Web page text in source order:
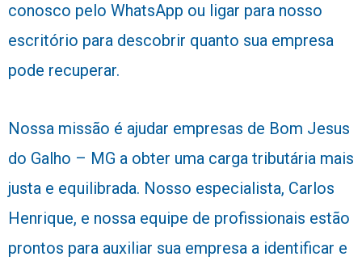
conosco pelo WhatsApp ou ligar para nosso
escritório para descobrir quanto sua empresa
pode recuperar.
Nossa missão é ajudar empresas de Bom Jesus
do Galho – MG a obter uma carga tributária mais
justa e equilibrada. Nosso especialista, Carlos
Henrique, e nossa equipe de profissionais estão
prontos para auxiliar sua empresa a identificar e